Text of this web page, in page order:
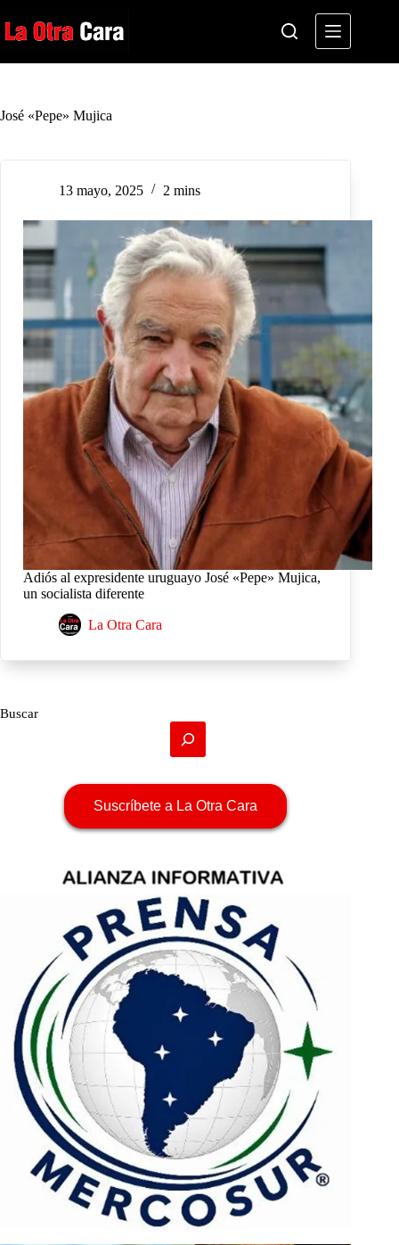
al
contenido
José «Pepe» Mujica
13 mayo, 2025 2 mins
Adiós al expresidente uruguayo José «Pepe» Mujica,
un socialista diferente
La Otra Cara
Buscar
Suscríbete a La Otra Cara